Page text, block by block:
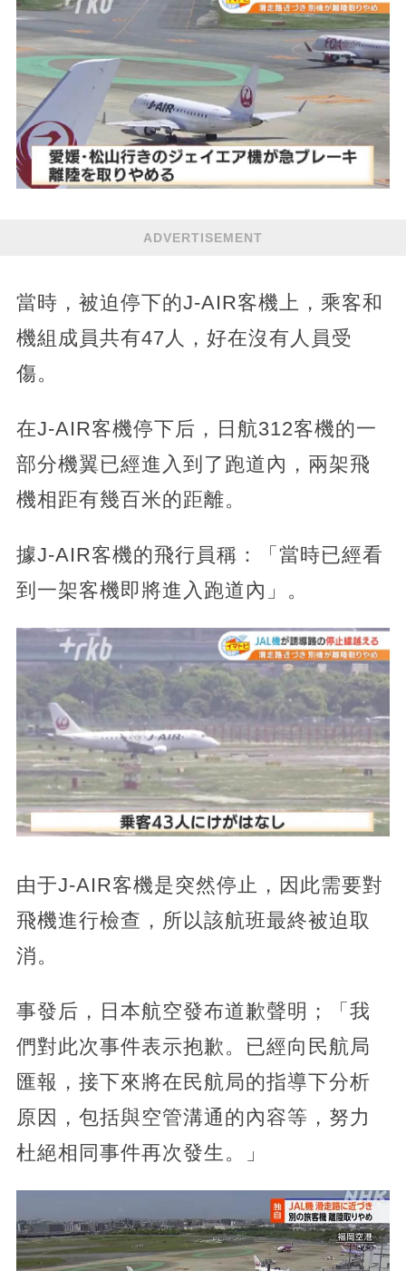
ADVERTISEMENT
當時，被迫停下的J-AIR客機上，乘客和
機組成員共有47人，好在沒有人員受
傷。
在J-AIR客機停下后，日航312客機的一
部分機翼已經進入到了跑道內，兩架飛
機相距有幾百米的距離。
據J-AIR客機的飛行員稱：「當時已經看
到一架客機即將進入跑道內」。
由于J-AIR客機是突然停止，因此需要對
飛機進行檢查，所以該航班最終被迫取
消。
事發后，日本航空發布道歉聲明；「我
們對此次事件表示抱歉。已經向民航局
匯報，接下來將在民航局的指導下分析
原因，包括與空管溝通的內容等，努力
杜絕相同事件再次發生。」